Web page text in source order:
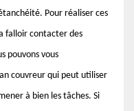
Pour réaliser ces
falloir contacter des
pouvons vous
couvreur qui peut utiliser
à bien les tâches. Si